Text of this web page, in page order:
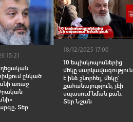
15:21
ընկած
առաջ
Տեր
18/12/2025 17:00
10 եպիսկոպոսներից
մեկը սարկավագություն
է ինձ շնորհել, մեկը՝
քահանայություն, չէի
սպասում նման բան․
Տեր Նշան